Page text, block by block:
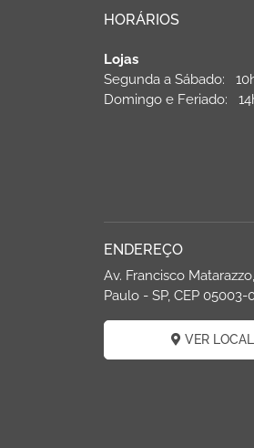
HORÁRIOS
Lojas
Segunda a Sábado:
Domingo e Feriado:
ENDEREÇO
Av. Francisco
Paulo - SP, CEP 05003-
VER